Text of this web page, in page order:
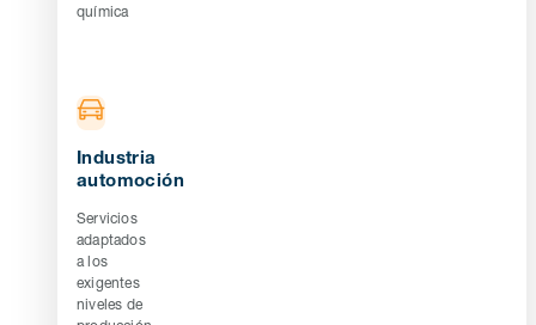
química
Industria
automoción
Servicios
adaptados
a los
exigentes
niveles de